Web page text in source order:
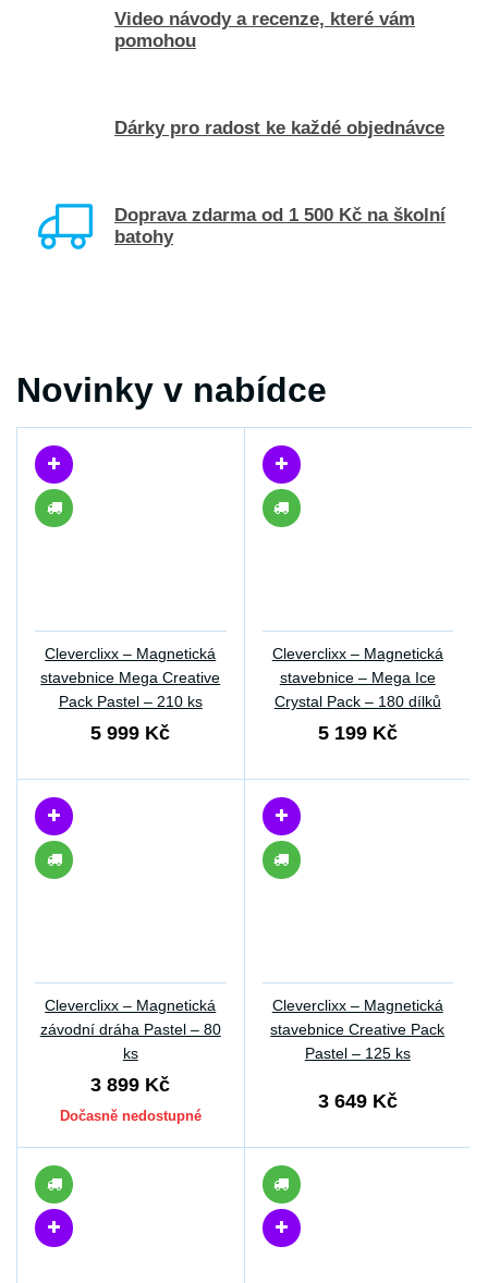
Video návody a recenze, které vám
pomohou
Dárky pro radost ke každé objednávce
Doprava zdarma od 1 500 Kč na školní
batohy
Novinky v nabídce
Cleverclixx – Magnetická
stavebnice Mega Creative
Pack Pastel – 210 ks
5 999 Kč
Cleverclixx – Magnetická
stavebnice – Mega Ice
Crystal Pack – 180 dílků
5 199 Kč
Cleverclixx – Magnetická
závodní dráha Pastel – 80
ks
3 899 Kč
Dočasně nedostupné
Cleverclixx – Magnetická
stavebnice Creative Pack
Pastel – 125 ks
3 649 Kč